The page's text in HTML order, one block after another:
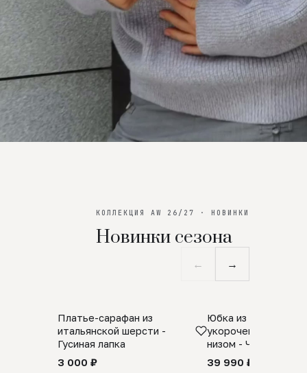
КОЛЛЕКЦИЯ AW 26/27 · НОВИНКИ
Новинки сезона
← →
SALE
Платье-сарафан из
итальянской шерсти -
Гусиная лапка
3 000 ₽
ПРЕДЗАКАЗ
Юбка из
укороченная с
низом - Черный
39 990 ₽